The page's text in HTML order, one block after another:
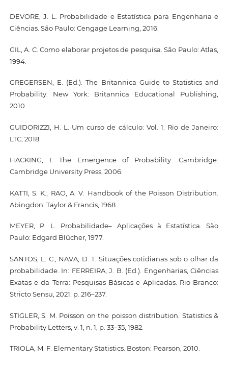
DEVORE, J. L. Probabilidade e Estatística para Engenharia e
Ciências. São Paulo: Cengage Learning, 2016.
GIL, A. C. Como elaborar projetos de pesquisa. São Paulo: Atlas,
1994.
GREGERSEN, E. (Ed.). The Britannica Guide to Statistics and
Probability. New York: Britannica Educational Publishing,
2010.
GUIDORIZZI, H. L. Um curso de cálculo: Vol. 1. Rio de Janeiro:
LTC, 2018.
HACKING, I. The Emergence of Probability. Cambridge:
Cambridge University Press, 2006.
KATTI, S. K.; RAO, A. V. Handbook of the Poisson Distribution.
Abingdon: Taylor & Francis, 1968.
MEYER, P. L. Probabilidade– Aplicações à Estatística. São
Paulo: Edgard Blücher, 1977.
SANTOS, L. C.; NAVA, D. T. Situações cotidianas sob o olhar da
probabilidade. In: FERREIRA, J. B. (Ed.). Engenharias, Ciências
Exatas e da Terra: Pesquisas Básicas e Aplicadas. Rio Branco:
Stricto Sensu, 2021. p. 216–237.
STIGLER, S. M. Poisson on the poisson distribution. Statistics &
Probability Letters, v. 1, n. 1, p. 33–35, 1982.
TRIOLA, M. F. Elementary Statistics. Boston: Pearson, 2010.